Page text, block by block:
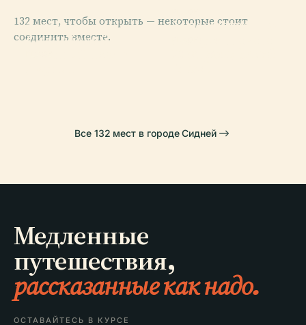
132 мест, чтобы открыть — некоторые стоит
соединить вместе.
PLACE
Сиднейский
Художественная
Все 132 мест в городе Сидней
Медленные
путешествия,
рассказанные как надо.
ОСТАВАЙТЕСЬ В КУРСЕ